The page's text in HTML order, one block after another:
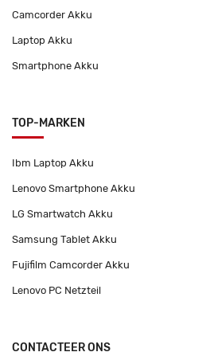
Camcorder Akku
Laptop Akku
Smartphone Akku
TOP-MARKEN
Ibm Laptop Akku
Lenovo Smartphone Akku
LG Smartwatch Akku
Samsung Tablet Akku
Fujifilm Camcorder Akku
Lenovo PC Netzteil
CONTACTEER ONS